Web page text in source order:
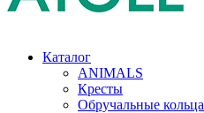
Каталог
ANIMALS
Кресты
Обручальные кольца